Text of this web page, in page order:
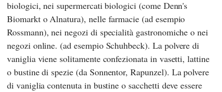
biologici, nei supermercati biologici (come Denn's
Biomarkt o Alnatura), nelle farmacie (ad esempio
Rossmann), nei negozi di specialità gastronomiche o nei
negozi online. (ad esempio Schuhbeck). La polvere di
vaniglia viene solitamente confezionata in vasetti, lattine
o bustine di spezie (da Sonnentor,Rapunzel). La polvere
di vaniglia contenuta in bustine o sacchetti deve essere